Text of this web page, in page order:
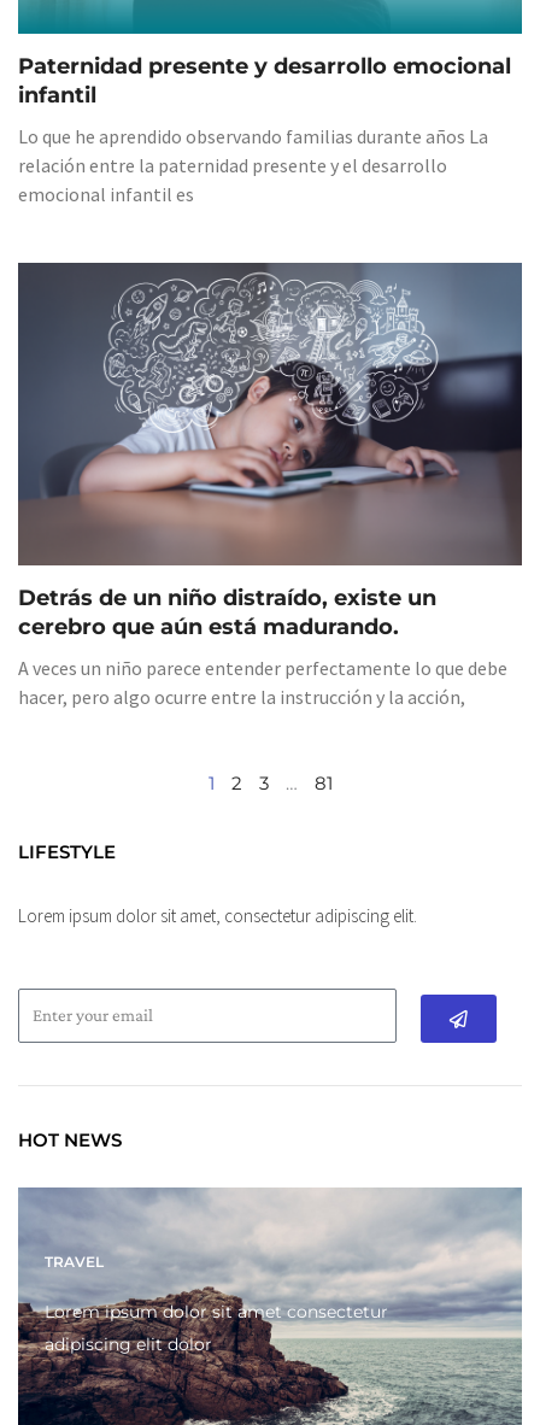
Paternidad presente y desarrollo emocional
infantil
Lo que he aprendido observando familias durante años La
relación entre la paternidad presente y el desarrollo
emocional infantil es
Detrás de un niño distraído, existe un
cerebro que aún está madurando.
A veces un niño parece entender perfectamente lo que debe
hacer, pero algo ocurre entre la instrucción y la acción,
1 2 3 … 81
LIFESTYLE
Lorem ipsum dolor sit amet, consectetur adipiscing elit.
Submit
HOT NEWS
TRAVEL
Lorem ipsum dolor sit amet consectetur
adipiscing elit dolor